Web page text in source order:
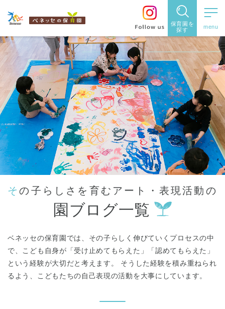
保育園を
探す
保育園を探す
住所・駅
名から探
す
都道府県
から探す
東京都
東京都 全域
その子らしさを育むアート・表現活動の
園ブログ一覧
ベネッセの保育園では、その子らしく伸びていくプロセスの中
で、こども自身が「受け止めてもらえた」「認めてもらえた」
という経験が大切だと考えます。 そうした経験を積み重ねられ
るよう、こどもたちの自己表現の活動を大事にしています。